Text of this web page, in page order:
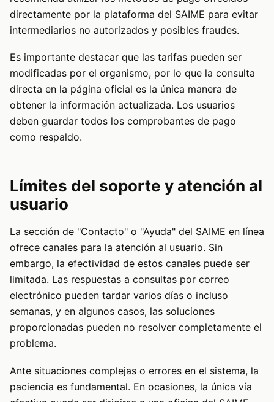
directamente por la plataforma del SAIME para evitar
intermediarios no autorizados y posibles fraudes.
Es importante destacar que las tarifas pueden ser
modificadas por el organismo, por lo que la consulta
directa en la página oficial es la única manera de
obtener la información actualizada. Los usuarios
deben guardar todos los comprobantes de pago
como respaldo.
Límites del soporte y atención al
usuario
La sección de "Contacto" o "Ayuda" del SAIME en línea
ofrece canales para la atención al usuario. Sin
embargo, la efectividad de estos canales puede ser
limitada. Las respuestas a consultas por correo
electrónico pueden tardar varios días o incluso
semanas, y en algunos casos, las soluciones
proporcionadas pueden no resolver completamente el
problema.
Ante situaciones complejas o errores en el sistema, la
paciencia es fundamental. En ocasiones, la única vía